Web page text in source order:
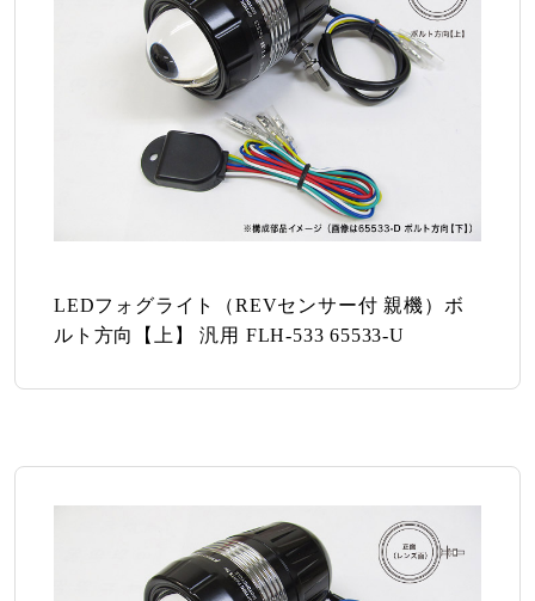
LEDフォグライト（REVセンサー付 親機）ボ
ルト方向【上】 汎用 FLH-533 65533-U